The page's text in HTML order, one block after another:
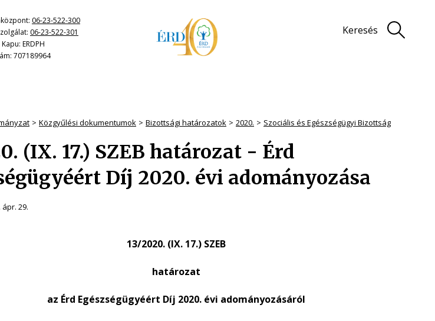
06-23-522-300
06-23-522-301
ERDPH
707189964
Keresés
Közgyűlési dokumentumok Bizottsági határozatok 2020. Szociális és Egészségügyi Bizottság
(IX. 17.) SZEB határozat - Érd
Díj 2020. évi adományozása
ápr. 29.
13/2020. (IX. 17.) SZEB
határozat
az Érd Egészségügyéért Díj 2020. évi adományozásáról